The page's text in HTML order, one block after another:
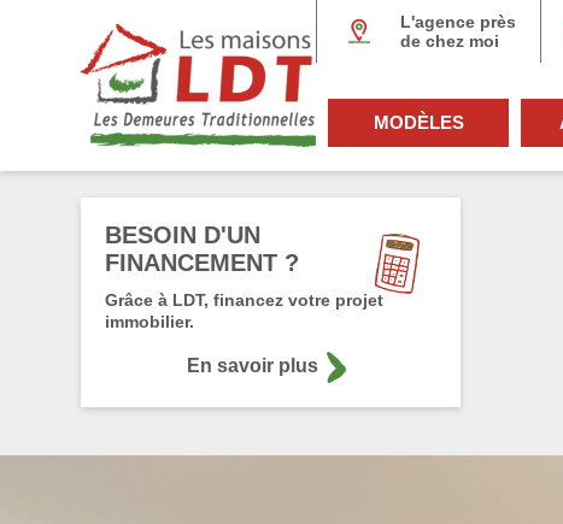
L'agence près
de chez moi
MODÈLES
BESOIN D'UN
FINANCEMENT ?
Grâce à LDT, financez votre projet
immobilier.
En savoir plus